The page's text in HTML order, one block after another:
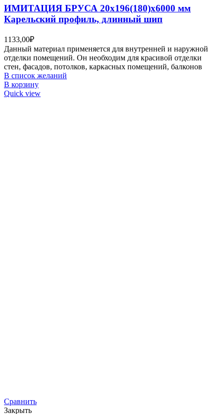
ИМИТАЦИЯ БРУСА 20х196(180)х6000 мм
Карельский профиль, длинный шип
1133,00₽
Данный материал применяется для внутренней и наружной
отделки помещений. Он необходим для красивой отделки
стен, фасадов, потолков, каркасных помещений, балконов
В список желаний
В корзину
Quick view
Сравнить
Закрыть